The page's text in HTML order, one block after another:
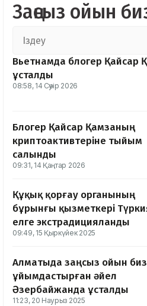
Заңсыз ойын
Вьетнамда блогер Қайсар
ұсталды
08:58, 14 Сәуір 2026
Блогер Қайсар Қамзаның
криптоактивтеріне тыйым
салынды
09:31, 14 Қаңтар 2026
Құқық қорғау органының
бұрынғы қызметкері
елге экстрадицияланды
09:49, 15 Қыркүйек 2025
Алматыда заңсыз ойын
ұйымдастырған әйел
Әзербайжанда ұсталды
11:23, 20 Наурыз 2025